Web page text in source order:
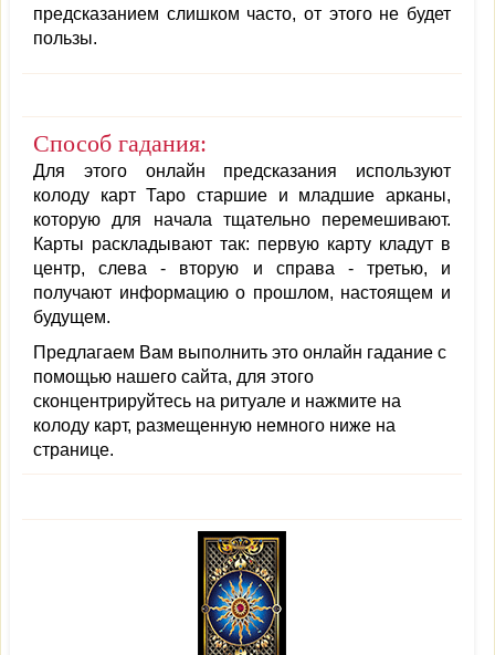
предсказанием слишком часто, от этого не будет
пользы.
Способ гадания:
Для этого онлайн предсказания используют
колоду карт Таро старшие и младшие арканы,
которую для начала тщательно перемешивают.
Карты раскладывают так: первую карту кладут в
центр, слева - вторую и справа - третью, и
получают информацию о прошлом, настоящем и
будущем.
Предлагаем Вам выполнить это онлайн гадание с
помощью нашего сайта, для этого
сконцентрируйтесь на ритуале и нажмите на
колоду карт, размещенную немного ниже на
странице.